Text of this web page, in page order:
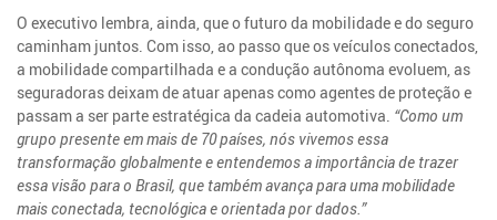
O executivo lembra, ainda, que o futuro da mobilidade e do seguro
caminham juntos. Com isso, ao passo que os veículos conectados,
a mobilidade compartilhada e a condução autônoma evoluem, as
seguradoras deixam de atuar apenas como agentes de proteção e
passam a ser parte estratégica da cadeia automotiva. “Como um
grupo presente em mais de 70 países, nós vivemos essa
transformação globalmente e entendemos a importância de trazer
essa visão para o Brasil, que também avança para uma mobilidade
mais conectada, tecnológica e orientada por dados.”